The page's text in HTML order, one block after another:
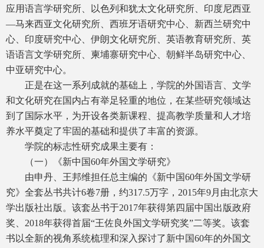
应用语言学研究所、以色列和犹太文化研究所、印度尼西亚
—马来西亚文化研究所、西班牙语研究中心、新西兰研究中
心、印度研究中心、伊朗文化研究所、英语教育研究所、英
语语言文学研究所、柬埔寨研究中心、朝鲜半岛研究中心、
中亚研究中心。
正是在这一系列成就的基础上，学院的外国语言、文学
和文化研究在国内占有举足轻重的地位，在某些研究领域达
到了国际水平，为开设各类新课程、提高教学质量和人才培
养水平奠定了牢固的基础和提供了丰富的资源。
学院的标志性研究成果主要有：
（一）《新中国60年外国文学研究》
由申丹、王邦维担任总主编的《新中国60年外国文学研
究》全套丛书共计6卷7册，约317.5万字，2015年9月由北京大
学出版社出版。该套丛书于2017年获得第四届中国出版政府
奖、2018年获得首届“王佐良外国文学研究奖”二等奖。该套
书以全新的视角系统梳理和深入探讨了新中国60年的外国文